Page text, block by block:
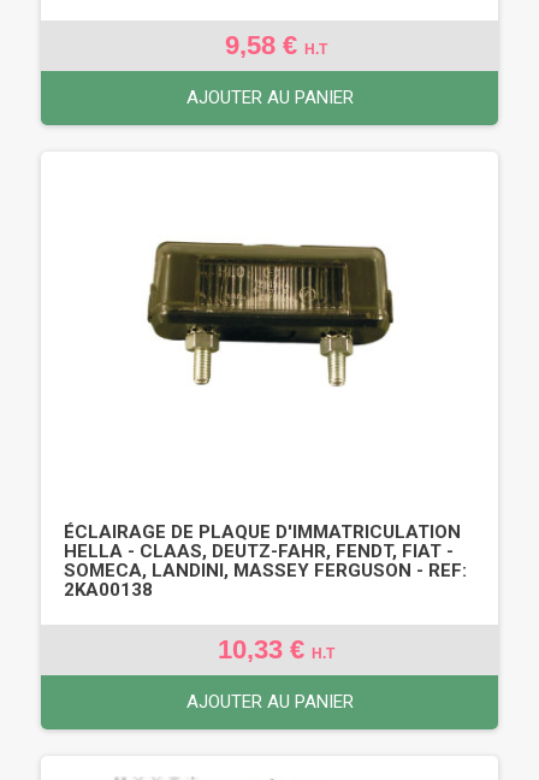
9,58 € H.T
AJOUTER AU PANIER
ÉCLAIRAGE DE PLAQUE D'IMMATRICULATION
HELLA - CLAAS, DEUTZ-FAHR, FENDT, FIAT -
SOMECA, LANDINI, MASSEY FERGUSON - REF:
2KA00138
10,33 € H.T
AJOUTER AU PANIER